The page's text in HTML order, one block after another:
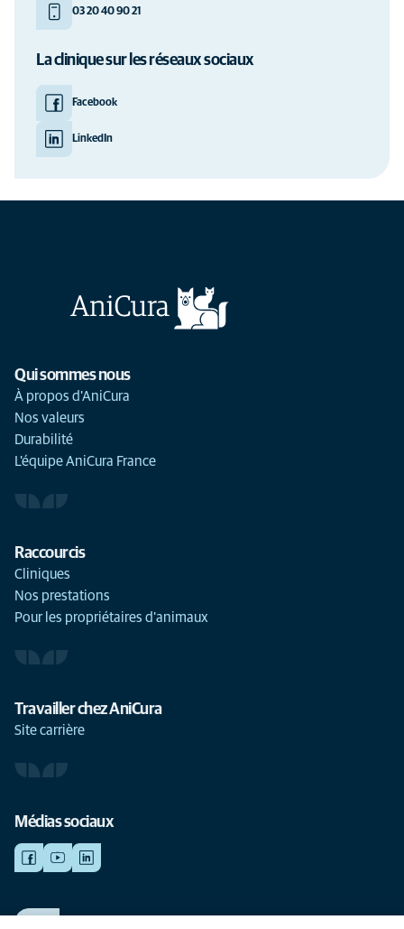
03 20 40 90 21
La clinique sur les réseaux sociaux
Facebook
LinkedIn
Qui sommes nous
À propos d'AniCura
Nos valeurs
Durabilité
L'équipe AniCura France
Raccourcis
Cliniques
Nos prestations
Pour les propriétaires d'animaux
Travailler chez AniCura
Site carrière
Médias sociaux